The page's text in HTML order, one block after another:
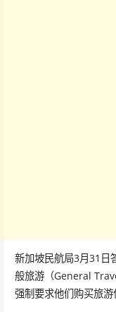
新加坡民航局3月31日
般旅游（General
强制要求他们购买旅游